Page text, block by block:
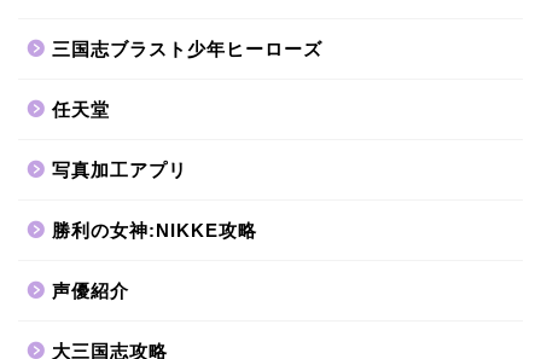
三国志ブラスト少年ヒーローズ
任天堂
写真加工アプリ
勝利の女神:NIKKE攻略
声優紹介
大三国志攻略